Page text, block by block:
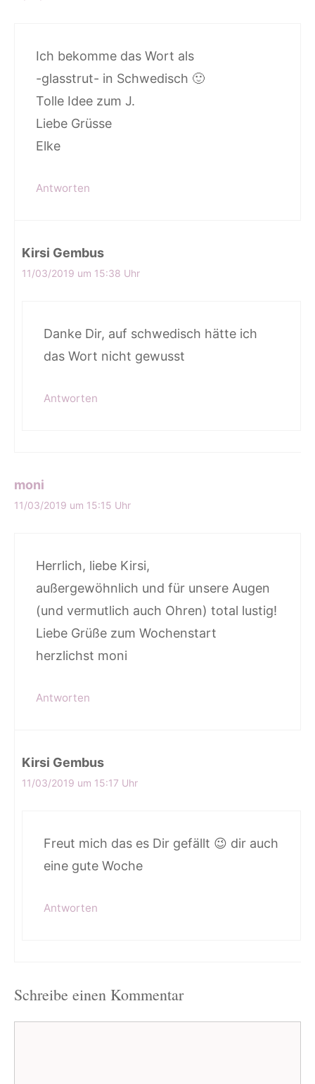
Ich bekomme das Wort als
-glasstrut- in Schwedisch 🙂
Tolle Idee zum J.
Liebe Grüsse
Elke
Antworten
Kirsi Gembus
11/03/2019 um 15:38 Uhr
Danke Dir, auf schwedisch hätte ich
das Wort nicht gewusst
Antworten
moni
11/03/2019 um 15:15 Uhr
Herrlich, liebe Kirsi,
außergewöhnlich und für unsere Augen
(und vermutlich auch Ohren) total lustig!
Liebe Grüße zum Wochenstart
herzlichst moni
Antworten
Kirsi Gembus
11/03/2019 um 15:17 Uhr
Freut mich das es Dir gefällt 😉 dir auch
eine gute Woche
Antworten
Schreibe einen Kommentar